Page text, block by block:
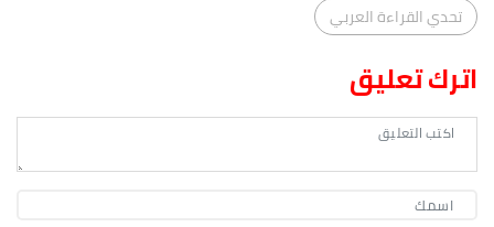
تحدي القراءة العربي
اترك تعليق